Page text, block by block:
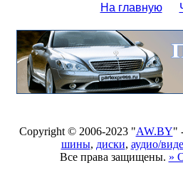
На главную
Copyright © 2006-2023 "AW.BY"
шины, диски, аудио/
Все права защищены. »